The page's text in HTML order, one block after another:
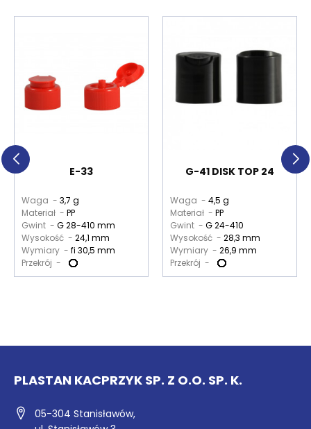
E-33
Waga - 3,7 g
Materiał - PP
Gwint - G 28-410 mm
Wysokość - 24,1 mm
Wymiary - fi 30,5 mm
Przekrój -
G-41 DISK TOP 24
Waga - 4,5 g
Materiał - PP
Gwint - G 24-410
Wysokość - 28,3 mm
Wymiary - 26,9 mm
Przekrój -
PLASTAN KACPRZYK SP. Z O.O. SP. K.
05-304 Stanisławów,